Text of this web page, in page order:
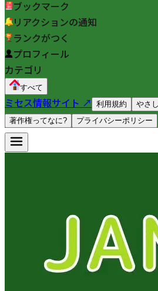
ブックマーク
リアクションの通知
ランクがつく
プロフィール
カテゴリ
すべて
ミセス情報サイト ↗ 利用規約 やさ
著作権ってなに?
プライバシーポリシー